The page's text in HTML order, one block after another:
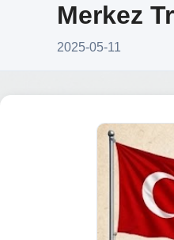
Merkez
2025-05-11